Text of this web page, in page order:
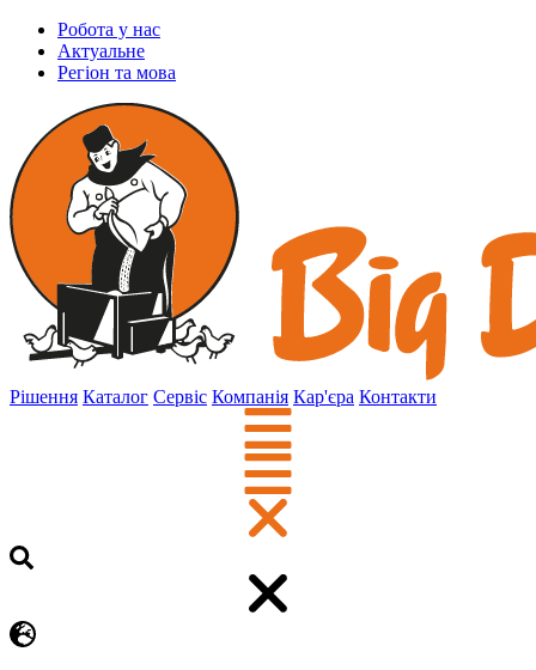
Робота у нас
Актуальне
Регіон та мова
Рішення Каталог Сервіс Компанія Кар'єра Контакти